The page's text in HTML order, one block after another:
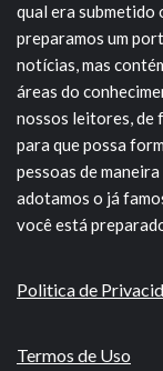
qual era submetido
preparamos um
notícias, mas
áreas do
nossos leitores, de
para que possa
pessoas de
adotamos o já
você está
Politica de
Termos de Uso